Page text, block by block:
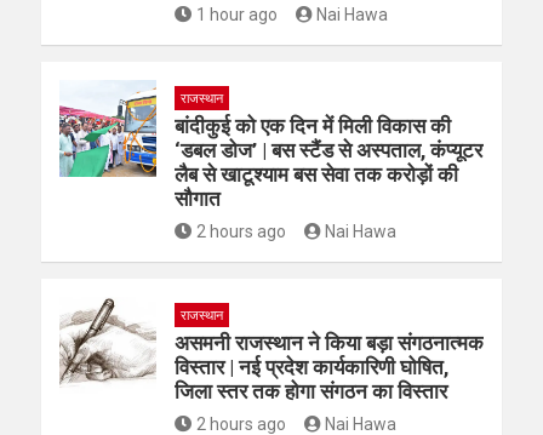
1 hour ago Nai Hawa
राजस्थान
बांदीकुई को एक दिन में मिली विकास की
‘डबल डोज’ | बस स्टैंड से अस्पताल, कंप्यूटर
लैब से खाटूश्याम बस सेवा तक करोड़ों की
सौगात
2 hours ago Nai Hawa
राजस्थान
असमनी राजस्थान ने किया बड़ा संगठनात्मक
विस्तार | नई प्रदेश कार्यकारिणी घोषित,
जिला स्तर तक होगा संगठन का विस्तार
2 hours ago Nai Hawa